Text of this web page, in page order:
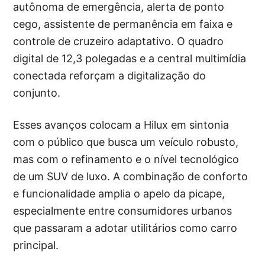
autônoma de emergência, alerta de ponto
cego, assistente de permanência em faixa e
controle de cruzeiro adaptativo. O quadro
digital de 12,3 polegadas e a central multimídia
conectada reforçam a digitalização do
conjunto.
Esses avanços colocam a Hilux em sintonia
com o público que busca um veículo robusto,
mas com o refinamento e o nível tecnológico
de um SUV de luxo. A combinação de conforto
e funcionalidade amplia o apelo da picape,
especialmente entre consumidores urbanos
que passaram a adotar utilitários como carro
principal.